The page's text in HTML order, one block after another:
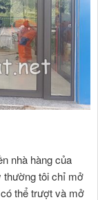
nhà hàng của
thường tôi chỉ mở
thể trượt và mở